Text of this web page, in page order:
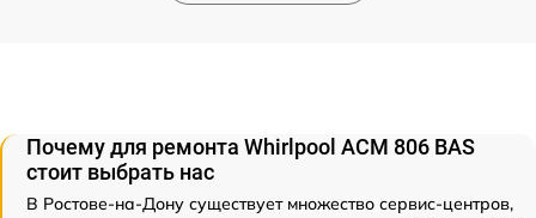
Почему для ремонта Whirlpool ACM 806 BAS
стоит выбрать нас
В Ростове-на-Дону существует множество сервис-центров,